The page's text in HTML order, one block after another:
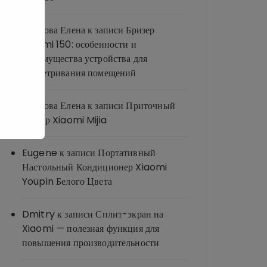
Иванова Еленак записиБризер
Xiaomi 150: особенности и
преимущества устройства для
проветривания помещений
Иванова Еленак записиПриточный
бризер Xiaomi Mijia
Eugene к записиПортативный
Настольный Кондиционер Xiaomi
Youpin Белого Цвета
Dmitryк записиСплит-экран на
Xiaomi — полезная функция для
повышения производительности